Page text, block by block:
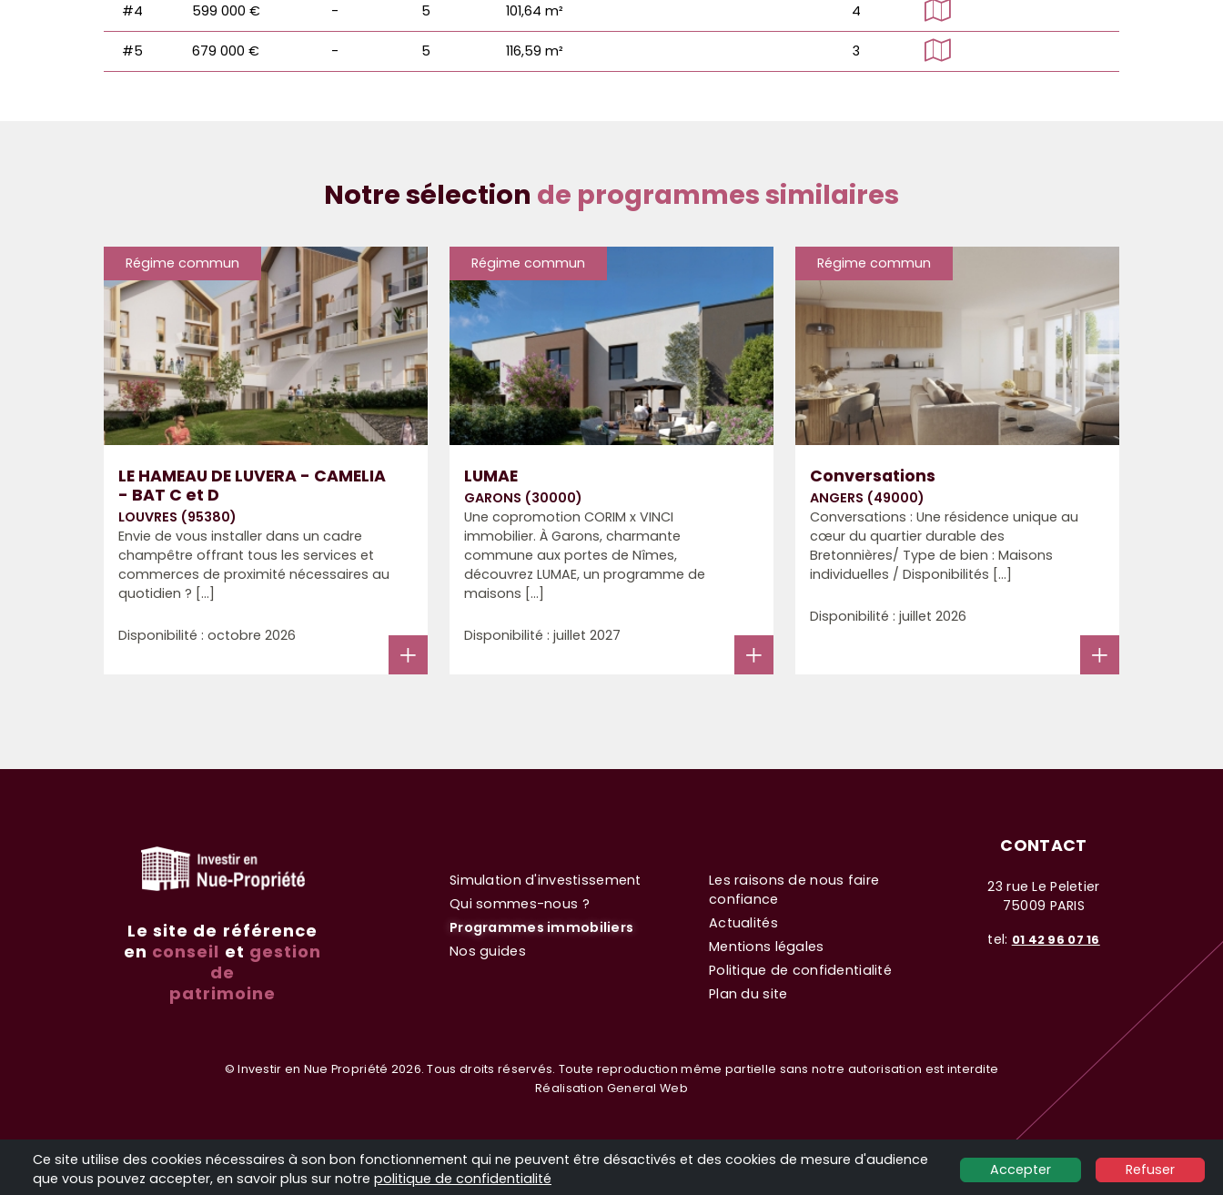
#4 599 000 € - 5 101,64 m² 4
#5 679 000 € - 5 116,59 m² 3
Notre sélection de programmes similaires
Régime commun
LE HAMEAU DE LUVERA - CAMELIA
- BAT C et D
LOUVRES (95380)
Envie de vous installer dans un cadre
champêtre offrant tous les services et
commerces de proximité nécessaires au
quotidien ? [...]
Disponibilité : octobre 2026
Régime commun
LUMAE
GARONS (30000)
Une copromotion CORIM x VINCI
immobilier. À Garons, charmante
commune aux portes de Nîmes,
découvrez LUMAE, un programme de
maisons [...]
Disponibilité : juillet 2027
Régime commun
Conversations
ANGERS (49000)
Conversations : Une résidence unique au
cœur du quartier durable des
Bretonnières/ Type de bien : Maisons
individuelles / Disponibilités [...]
Disponibilité : juillet 2026
Ce site utilise des cookies nécessaires à son bon fonctionnement qui ne peuvent être désactivés et des cookies de mesure d'audience
que vous pouvez accepter, en savoir plus sur notre politique de confidentialité
Accepter Refuser
Le site de référence
en conseil et gestion
de
patrimoine
Simulation d'investissement
Qui sommes-nous ?
Programmes immobiliers
Nos guides
Les raisons de nous faire
confiance
Actualités
Mentions légales
Politique de confidentialité
Plan du site
CONTACT
23 rue Le Peletier
75009 PARIS
tel: 01 42 96 07 16
© Investir en Nue Propriété 2026. Tous droits réservés. Toute reproduction même partielle sans notre autorisation est interdite
Réalisation General Web